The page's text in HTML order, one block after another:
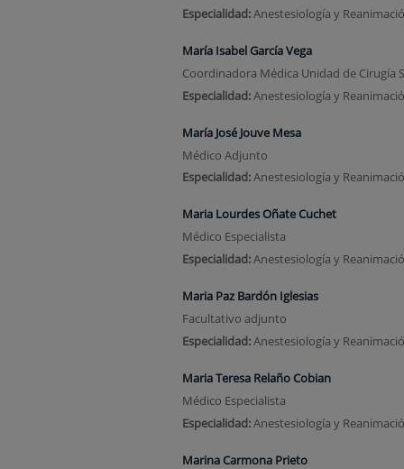
Especialidad:Anestesiología y
María Isabel García Vega
Coordinadora Médica Unidad de Cirugía
Especialidad:Anestesiología y
María José Jouve Mesa
Médico Adjunto
Especialidad:Anestesiología y
Maria Lourdes Oñate Cuchet
Médico Especialista
Especialidad:Anestesiología y
Maria Paz Bardón Iglesias
Facultativo adjunto
Especialidad:Anestesiología y
Maria Teresa Relaño Cobian
Médico Especialista
Especialidad:Anestesiología y
Marina Carmona Prieto